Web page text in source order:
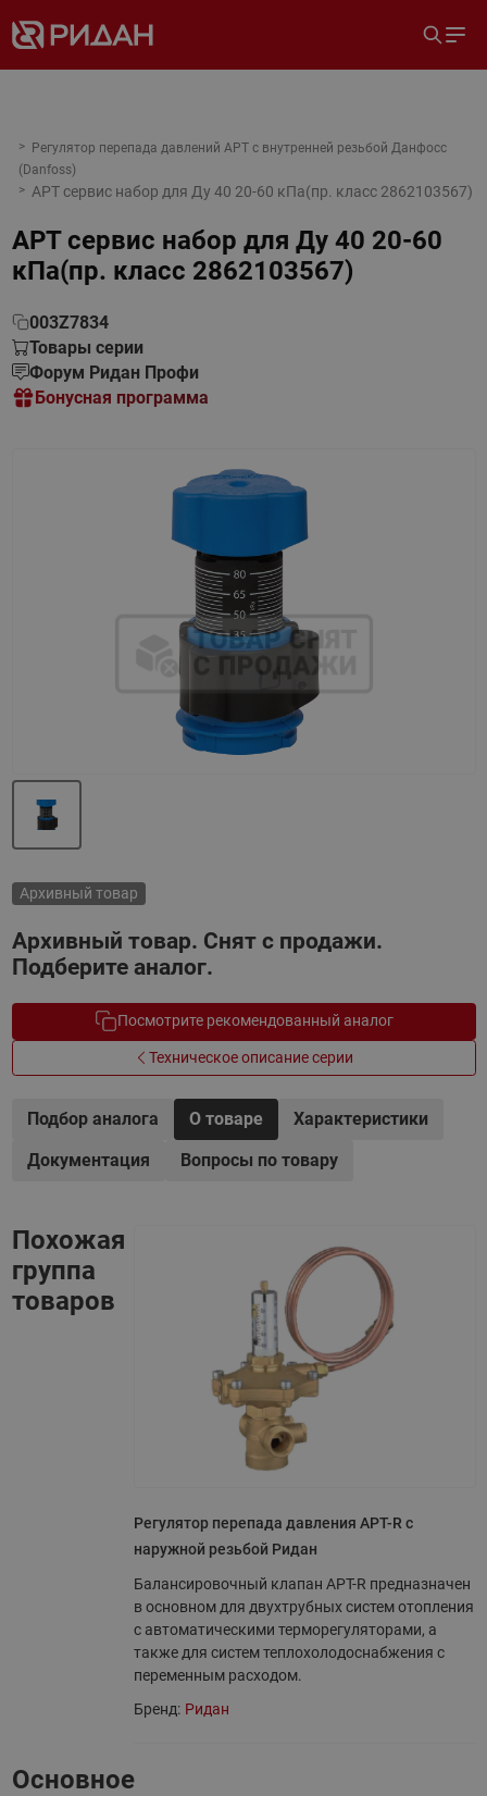
Регулятор перепада давлений APT с внутренней резьбой Данфосс
(Danfoss)
APT сервис набор для Ду 40 20-60 кПа(пр. класс 2862103567)
APT сервис набор для Ду 40 20-60
кПа(пр. класс 2862103567)
003Z7834
Товары серии
Форум Ридан Профи
Бонусная программа
Архивный товар
Архивный товар. Снят с продажи.
Подберите аналог.
Посмотрите рекомендованный аналог
Техническое описание серии
Подбор аналога О товаре
Характеристики
Документация
Вопросы по товару
Похожая
группа
товаров
Регулятор перепада давления APT-R с
наружной резьбой Ридан
Балансировочный клапан APT-R предназначен
в основном для двухтрубных систем отопления
с автоматическими терморегуляторами, а
также для систем теплохолодоснабжения с
переменным расходом.
Бренд: Ридан
Основное